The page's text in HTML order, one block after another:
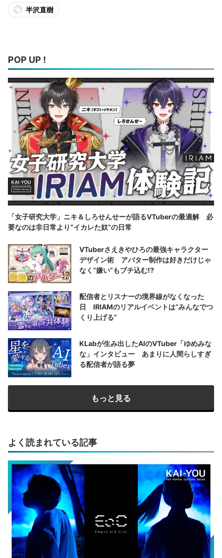
半沢直樹
POP UP !
「女子研究大学」ニキ＆しろせんせーが語るVTuberの最適解 必
要なのは非日常より“イカレた奴”の日常
VTuberさえきやひろの最強キャラクター
デザイン術 アバター制作は好きだけじゃ
なく“嫌い”もブチ込む!?
配信者とリスナーの境界線がなくなった
日 IRIAMのリアルイベントは“みんなでつ
くり上げる”
KLabが生み出したAIのVTuber「ゆめみな
な」インタビュー あまりに人間らしすぎ
る配信者が語る夢
もっと見る
よく読まれている記事